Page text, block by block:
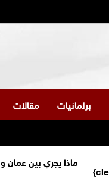
برلمانيات مقالات
ماذا يجري بين عمان